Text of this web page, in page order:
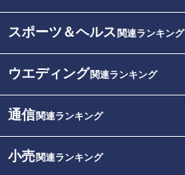
スポーツ＆ヘルス 関連ランキング
ウエディング関連ランキング
通信関連ランキング
小売関連ランキング